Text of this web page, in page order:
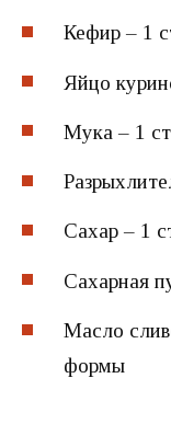
Кефир – 1
Яйцо
Мука – 1
Сахар – 1
Сахарная
Масло
формы